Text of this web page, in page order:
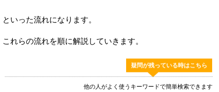
といった流れになります。
これらの流れを順に解説していきます。
疑問が残っている時はこちら
他の人がよく使うキーワードで簡単検索できます